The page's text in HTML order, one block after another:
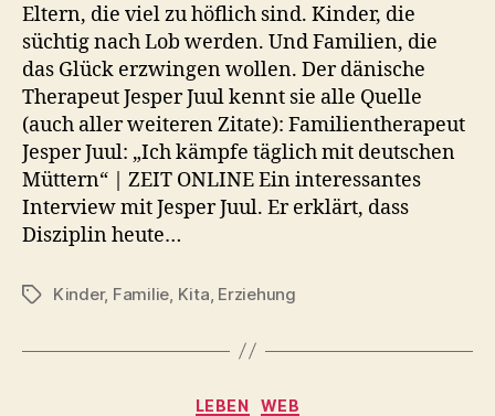
Eltern, die viel zu höflich sind. Kinder, die
süchtig nach Lob werden. Und Familien, die
das Glück erzwingen wollen. Der dänische
Therapeut Jesper Juul kennt sie alle Quelle
(auch aller weiteren Zitate): Familientherapeut
Jesper Juul: „Ich kämpfe täglich mit deutschen
Müttern“ | ZEIT ONLINE Ein interessantes
Interview mit Jesper Juul. Er erklärt, dass
Disziplin heute…
Schlagwörter
Kinder, Familie Kita Erziehung
Kategorien
LEBEN WEB